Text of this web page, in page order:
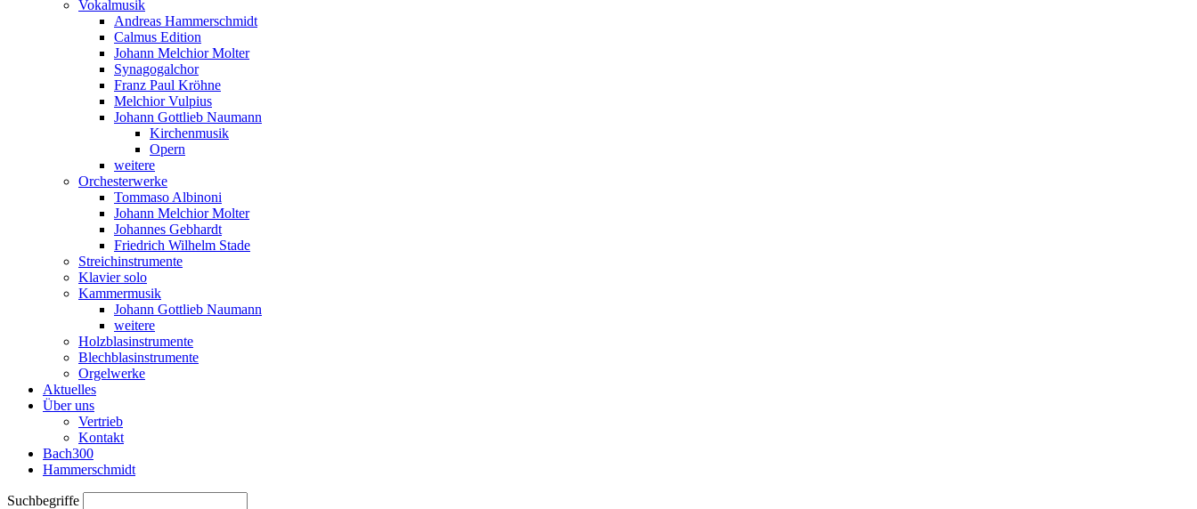
Vokalmusik
Andreas Hammerschmidt
Calmus Edition
Johann Melchior Molter
Synagogalchor
Franz Paul Kröhne
Melchior Vulpius
Johann Gottlieb Naumann
Kirchenmusik
Opern
weitere
Orchesterwerke
Tommaso Albinoni
Johann Melchior Molter
Johannes Gebhardt
Friedrich Wilhelm Stade
Streichinstrumente
Klavier solo
Kammermusik
Johann Gottlieb Naumann
weitere
Holzblasinstrumente
Blechblasinstrumente
Orgelwerke
Aktuelles
Über uns
Vertrieb
Kontakt
Bach300
Hammerschmidt
Suchbegriffe